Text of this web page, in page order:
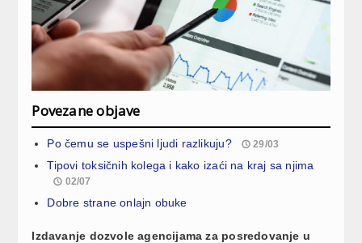
Povezane objave
Po čemu se uspešni ljudi razlikuju? 29/03
Tipovi toksičnih kolega i kako izaći na kraj sa njima
02/07
Dobre strane onlajn obuke
Izdavanje dozvole agencijama za posredovanje u